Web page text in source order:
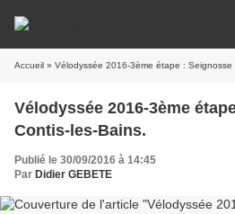
Accueil » Vélodyssée 2016-3ème étape : Seignosse
Vélodyssée 2016-3ème étape : Seignosse –
Contis-les-Bains.
Publié le 30/09/2016 à 14:45
Par Didier GEBETE